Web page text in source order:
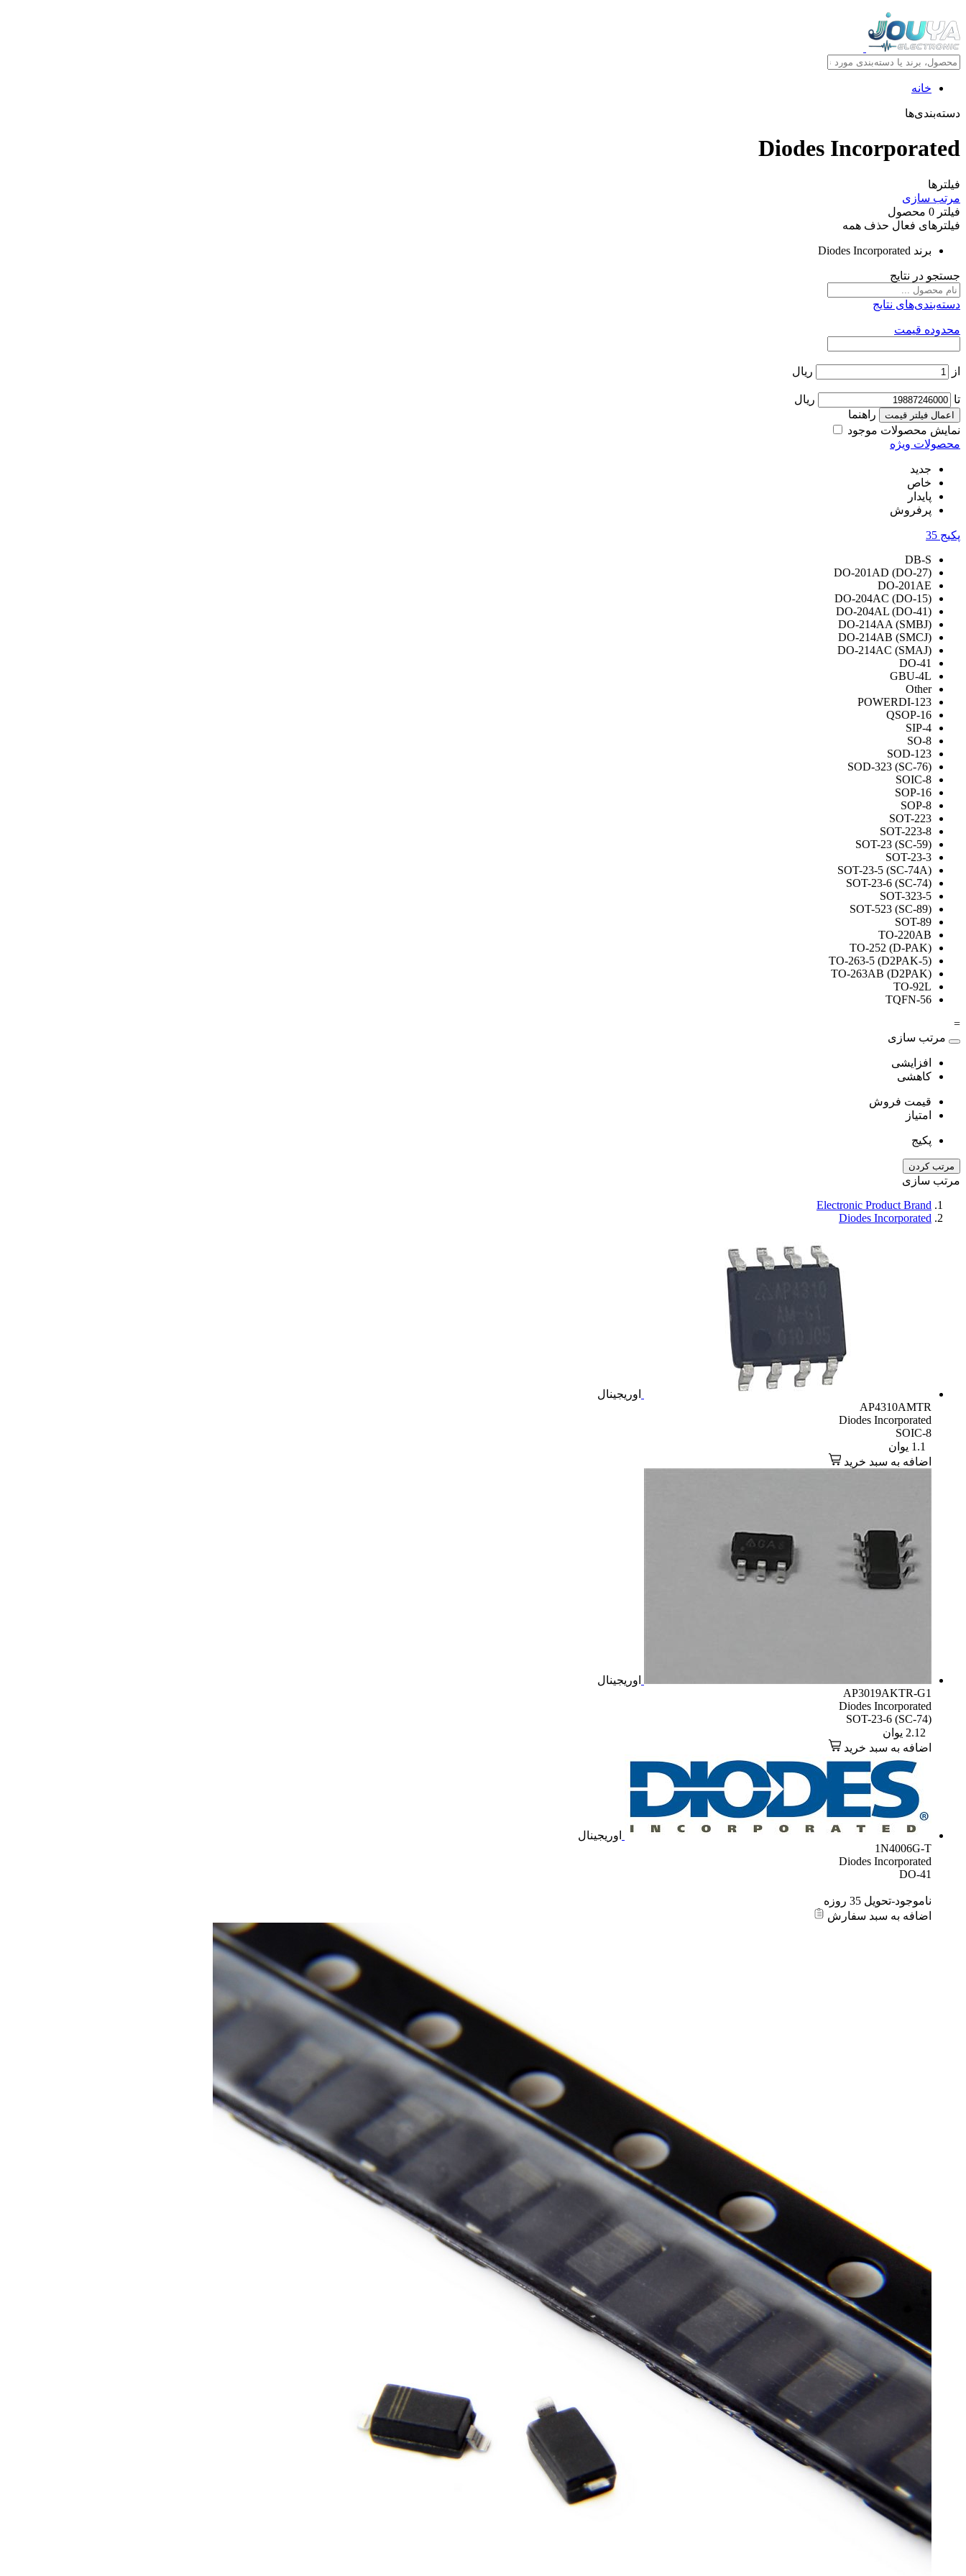
خانه
دسته‌بندی‌ها
Diodes Incorporated
فیلترها
مرتب سازی
فیلتر 0 محصول
فیلترهای فعال حذف همه
برند Diodes Incorporated
جستجو در نتایج
دسته‌بندی‌های نتایج
محدوده قیمت
از ریال
تا ریال
اعمال فیلتر قیمت
راهنما
نمایش محصولات موجود
محصولات ویژه
جدید
خاص
پایدار
پرفروش
پکیج 35
DB-S
DO-201AD (DO-27)
DO-201AE
DO-204AC (DO-15)
DO-204AL (DO-41)
DO-214AA (SMBJ)
DO-214AB (SMCJ)
DO-214AC (SMAJ)
DO-41
GBU-4L
Other
POWERDI-123
QSOP-16
SIP-4
SO-8
SOD-123
SOD-323 (SC-76)
SOIC-8
SOP-16
SOP-8
SOT-223
SOT-223-8
SOT-23 (SC-59)
SOT-23-3
SOT-23-5 (SC-74A)
SOT-23-6 (SC-74)
SOT-323-5
SOT-523 (SC-89)
SOT-89
TO-220AB
TO-252 (D-PAK)
TO-263-5 (D2PAK-5)
TO-263AB (D2PAK)
TO-92L
TQFN-56
=
مرتب سازی
افزایشی
کاهشی
قیمت فروش
امتیاز
پکیج
مرتب کردن
مرتب سازی
Electronic Product Brand
Diodes Incorporated
اوریجینال
AP4310AMTR
Diodes Incorporated
SOIC-8
1.1 یوان
اضافه به سبد خرید
اوریجینال
AP3019AKTR-G1
Diodes Incorporated
SOT-23-6 (SC-74)
2.12 یوان
اضافه به سبد خرید
اوریجینال
1N4006G-T
Diodes Incorporated
DO-41
ناموجود-تحویل 35 روزه
اضافه به سبد سفارش